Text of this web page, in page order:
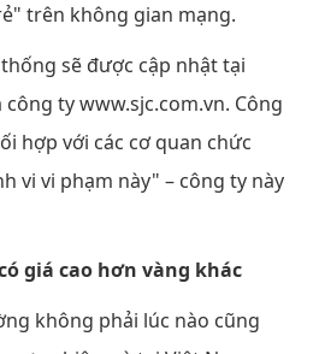
trên không gian mạng.
sẽ được cập nhật tại
ty www.sjc.com.vn. Công
hợp với các cơ quan chức
vi vi phạm này" – công ty này
giá cao hơn vàng khác
không phải lúc nào cũng